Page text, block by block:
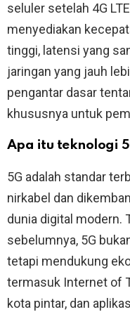
seluler setelah 4G
menyediakan
tinggi, latensi yang
jaringan yang jauh
pengantar dasar
khususnya untuk
Apa itu teknologi
5G adalah standar
nirkabel dan
dunia digital modern.
sebelumnya, 5G
tetapi mendukung
termasuk Internet of
kota pintar, dan